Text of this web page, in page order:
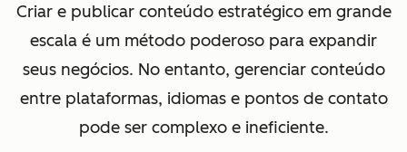
Criar e publicar conteúdo estratégico em grande
escala é um método poderoso para expandir
seus negócios. No entanto, gerenciar conteúdo
entre plataformas, idiomas e pontos de contato
pode ser complexo e ineficiente.